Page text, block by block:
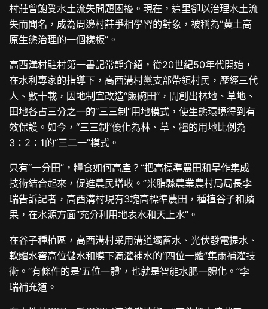
村莊曾飽受水土流失問題困擾。現在，這里卻以治理水土流
失而聞名，成為周邊村莊爭相學習的對象，被稱為“黃土高
原生態治理的一個樣板”。
高西溝村駐村第一書記常靜介紹，從20世紀50年代開始，
在水利專家的指導下，高西溝村黨支部帶領村民，歷經三代
人、數十載，因地制宜改造“飯碗田”，開創出林地、草地、
田地各占三分之一的“三三制”用地模式，使生態環境得到有
效保護。如今，“三三制”優化為林、草、糧的用地比例為
3∶2∶1的“三二一”模式。
只有“一分田”，糧食如何高產？“把高標準農田和旱作集成
技術結合起來，促進農民增收。”米脂縣農業農村局局長李
瑞告訴記者，高西溝村現有3塊高標準農田，種植谷子和蘋
果，在水源方面“充分利用地表水和天上水”。
在谷子種植區，高西溝村采用溝道壩蓄水、光伏發電提水、
軟體水窖高位儲水和膜下滴灌補水的“四位一體”集雨補灌技
術。“有條件的是‘五位一體’，也就是智能水肥一體化。”李
瑞補充道。